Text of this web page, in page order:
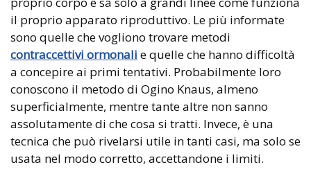
il proprio apparato riproduttivo. Le più informate
sono quelle che vogliono trovare metodi
contraccettivi ormonali e quelle che hanno difficoltà
a concepire ai primi tentativi. Probabilmente loro
conoscono il metodo di Ogino Knaus, almeno
superficialmente, mentre tante altre non sanno
assolutamente di che cosa si tratti. Invece, è una
tecnica che può rivelarsi utile in tanti casi, ma solo se
usata nel modo corretto, accettandone i limiti.